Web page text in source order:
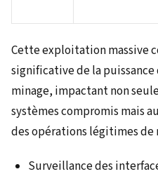
Cette exploitation massive
significative de la
minage, impactant non
systèmes compromis mais
des opérations légitimes de
Surveillance des